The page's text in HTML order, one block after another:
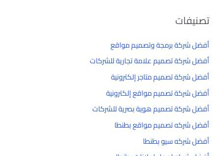
تصنيفات
أفضل شركة برمجة وتصميم مواقع
أفضل شركة تصميم علامة تجارية للشركات
أفضل شركة تصميم متاجر إلكترونية
أفضل شركة تصميم مواقع إلكترونية
أفضل شركة تصميم هوية بصرية للشركات
أفضل شركه تصميم مواقع بطنطا
أفضل شركه سيو بطنطا